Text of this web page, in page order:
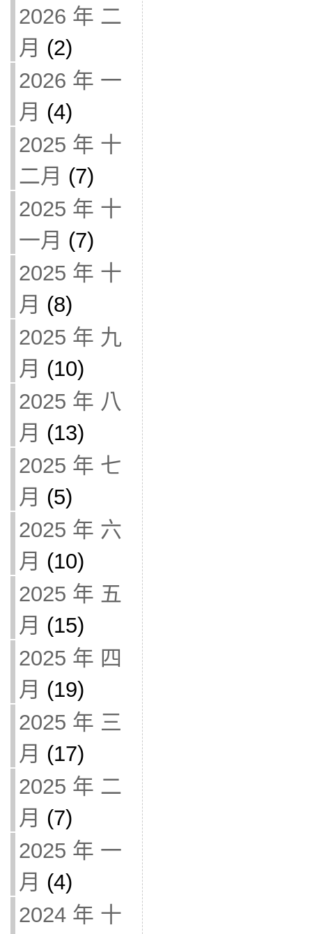
2026 年 二
月 (2)
2026 年 一
月 (4)
2025 年 十
二月 (7)
2025 年 十
一月 (7)
2025 年 十
月 (8)
2025 年 九
月 (10)
2025 年 八
月 (13)
2025 年 七
月 (5)
2025 年 六
月 (10)
2025 年 五
月 (15)
2025 年 四
月 (19)
2025 年 三
月 (17)
2025 年 二
月 (7)
2025 年 一
月 (4)
2024 年 十